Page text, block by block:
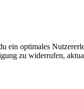
ein optimales
zu widerrufen,